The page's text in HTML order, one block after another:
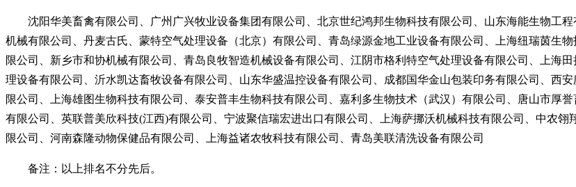
沈阳华美畜禽有限公司、广州广兴牧业设备集团有限公司、北京世纪鸿邦生物科技有限公司、山东海能生物工
机械有限公司、丹麦古氏、蒙特空气处理设备（北京）有限公司、青岛绿源金地工业设备有限公司、上海纽瑞茵生
限公司、新乡市和协机械有限公司、青岛良牧智造机械设备有限公司、江阴市格利特空气处理设备有限公司、上海
理设备有限公司、沂水凯达畜牧设备有限公司、山东华盛温控设备有限公司、成都国华金山包装印务有限公司、西
限公司、上海雄图生物科技有限公司、泰安普丰生物科技有限公司、嘉利多生物技术（武汉）有限公司、唐山市厚
有限公司、英联普美欣科技(江西)有限公司、宁波聚信瑞宏进出口有限公司、上海萨挪沃机械科技有限公司、中农
限公司、河南森隆动物保健品有限公司、上海益诸农牧科技有限公司、青岛美联清洗设备有限公司
备注：以上排名不分先后。